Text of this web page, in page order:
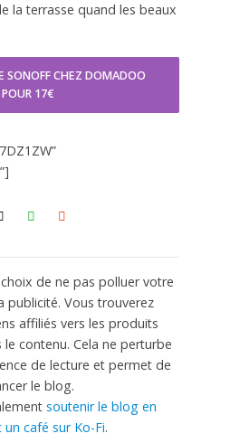
la terrasse quand les beaux
SONOFF CHEZ DOMADOO
POUR 17€
de ne pas polluer votre
publicité. Vous trouverez
affiliés vers les produits
contenu. Cela ne perturbe
de lecture et permet de
le blog.
soutenir le blog en
café sur Ko-Fi.